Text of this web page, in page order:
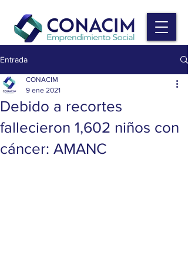
Entrada
Debido a recortes
fallecieron 1,602 niños con
cáncer: AMANC
CONACIM
9 ene 2021